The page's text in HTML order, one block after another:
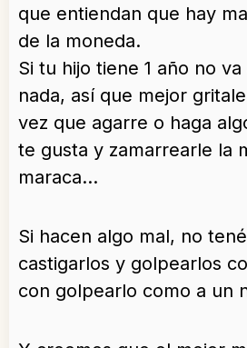
que entiendan que hay
de la moneda.
Si tu hijo tiene 1 año no
nada, así que mejor gritale
vez que agarre o haga
te gusta y zamarrearle la
maraca…
Si hacen algo mal, no
castigarlos y golpearlos
con golpearlo como a un